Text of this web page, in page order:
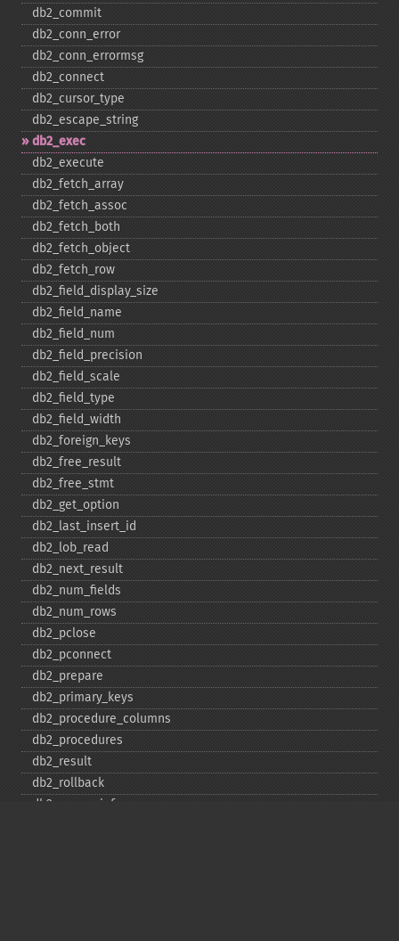
db2_​commit
db2_​conn_​error
db2_​conn_​errormsg
db2_​connect
db2_​cursor_​type
db2_​escape_​string
db2_​exec
db2_​execute
db2_​fetch_​array
db2_​fetch_​assoc
db2_​fetch_​both
db2_​fetch_​object
db2_​fetch_​row
db2_​field_​display_​size
db2_​field_​name
db2_​field_​num
db2_​field_​precision
db2_​field_​scale
db2_​field_​type
db2_​field_​width
db2_​foreign_​keys
db2_​free_​result
db2_​free_​stmt
db2_​get_​option
db2_​last_​insert_​id
db2_​lob_​read
db2_​next_​result
db2_​num_​fields
db2_​num_​rows
db2_​pclose
db2_​pconnect
db2_​prepare
db2_​primary_​keys
db2_​procedure_​columns
db2_​procedures
db2_​result
db2_​rollback
db2_​server_​info